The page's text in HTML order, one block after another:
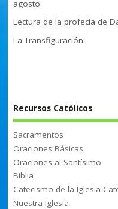
agosto
Lectura de la profecía de
La Transfiguración
Recursos Católicos
Sacramentos
Oraciones Básicas
Oraciones al Santísimo
Biblia
Catecismo de la Iglesia
Nuestra Iglesia